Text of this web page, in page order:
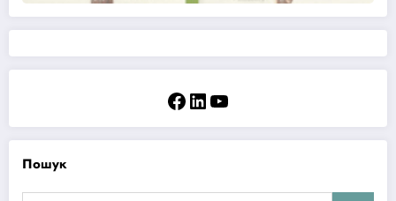
Facebook
LinkedIn
YouTube
Пошук